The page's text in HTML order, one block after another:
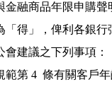
與金融商品年限申
正為「得」，俾利各銀
公會建議之下列事項：
規範第 4  條有關客